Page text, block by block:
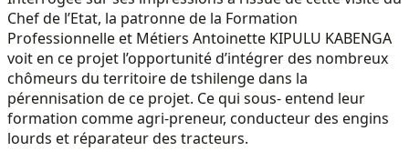
Chef de l’Etat, la patronne de la Formation
Professionnelle et Métiers Antoinette KIPULU KABENGA
voit en ce projet l’opportunité d’intégrer des nombreux
chômeurs du territoire de tshilenge dans la
pérennisation de ce projet. Ce qui sous- entend leur
formation comme agri-preneur, conducteur des engins
lourds et réparateur des tracteurs.